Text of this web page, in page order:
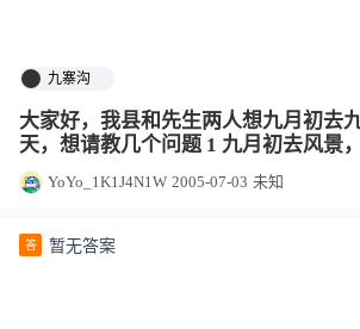
九寨沟
大家好，我县和先生两人想九月初去
天，想请教几个问题 1 九月初去风景
YoYo_1K1J4N1W 2005-07-03 未知
答 暂无答案